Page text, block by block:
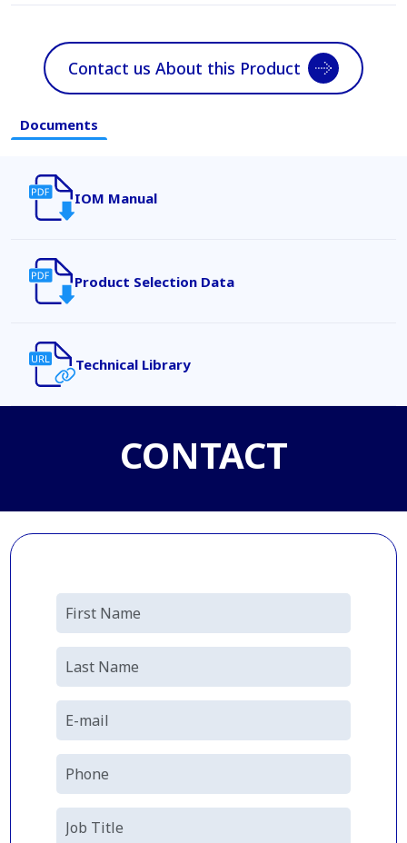
Contact us About this Product
Documents
IOM Manual
Product Selection Data
Technical Library
CONTACT